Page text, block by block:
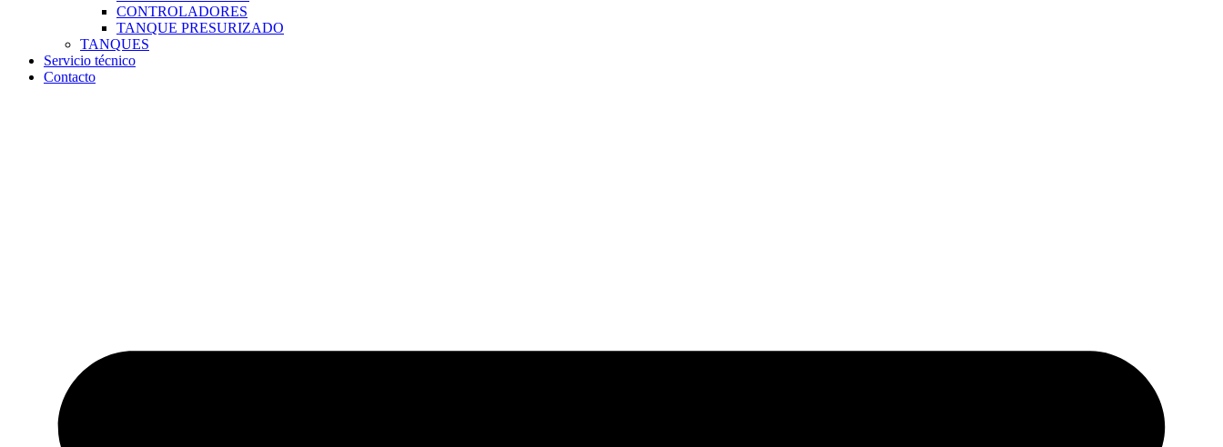
CONTROLADORES
TANQUE PRESURIZADO
TANQUES
Servicio técnico
Contacto